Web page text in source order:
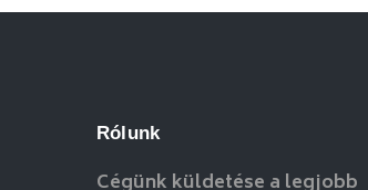
Rólunk
Cégünk küldetése a legjobb